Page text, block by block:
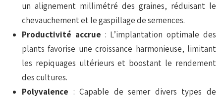
un alignement millimétré des graines, réduisant le
chevauchement et le gaspillage de semences.
Productivité accrue : L’implantation optimale des
plants favorise une croissance harmonieuse, limitant
les repiquages ultérieurs et boostant le rendement
des cultures.
Polyvalence : Capable de semer divers types de